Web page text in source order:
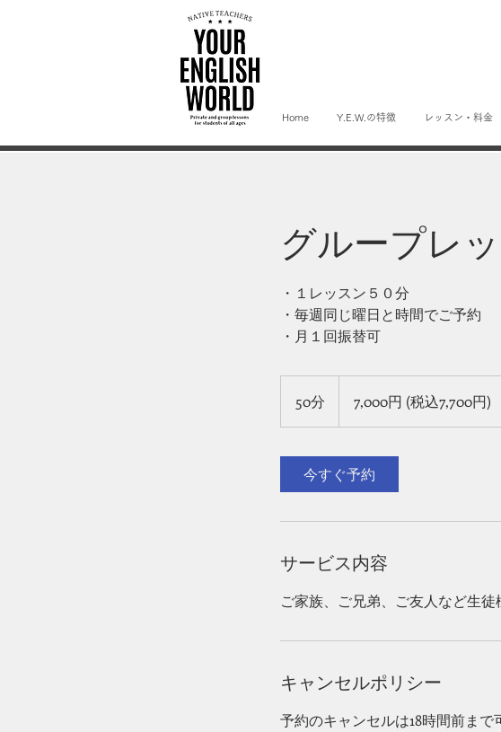
Home Y.E.W.の特徴 レッスン・料金
グループレ
・１レッスン５０分
・毎週同じ曜日と時間でご予約
・月１回振替可
50分
0
7,700
7,000円 (税込7,700円)
今すぐ予約
サービス内容
ご家族、ご兄弟、ご友人など生
キャンセルポリシー
予約のキャンセルは18時間前まで